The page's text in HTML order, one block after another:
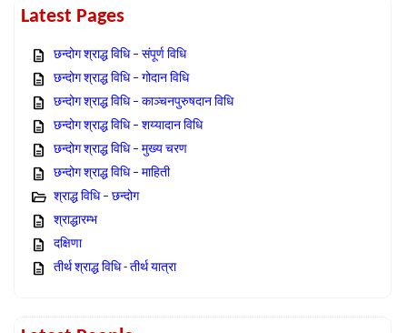
Latest Pages
छन्दोग श्राद्ध विधि – संपूर्ण विधि
छन्दोग श्राद्ध विधि – गोदान विधि
छन्दोग श्राद्ध विधि – काञ्चनपुरुषदान विधि
छन्दोग श्राद्ध विधि – शय्यादान विधि
छन्दोग श्राद्ध विधि – मुख्य चरण
छन्दोग श्राद्ध विधि – माहिती
श्राद्ध विधि – छन्दोग
श्राद्धारम्भ
दक्षिणा
तीर्थ श्राद्ध विधि - तीर्थ यात्रा